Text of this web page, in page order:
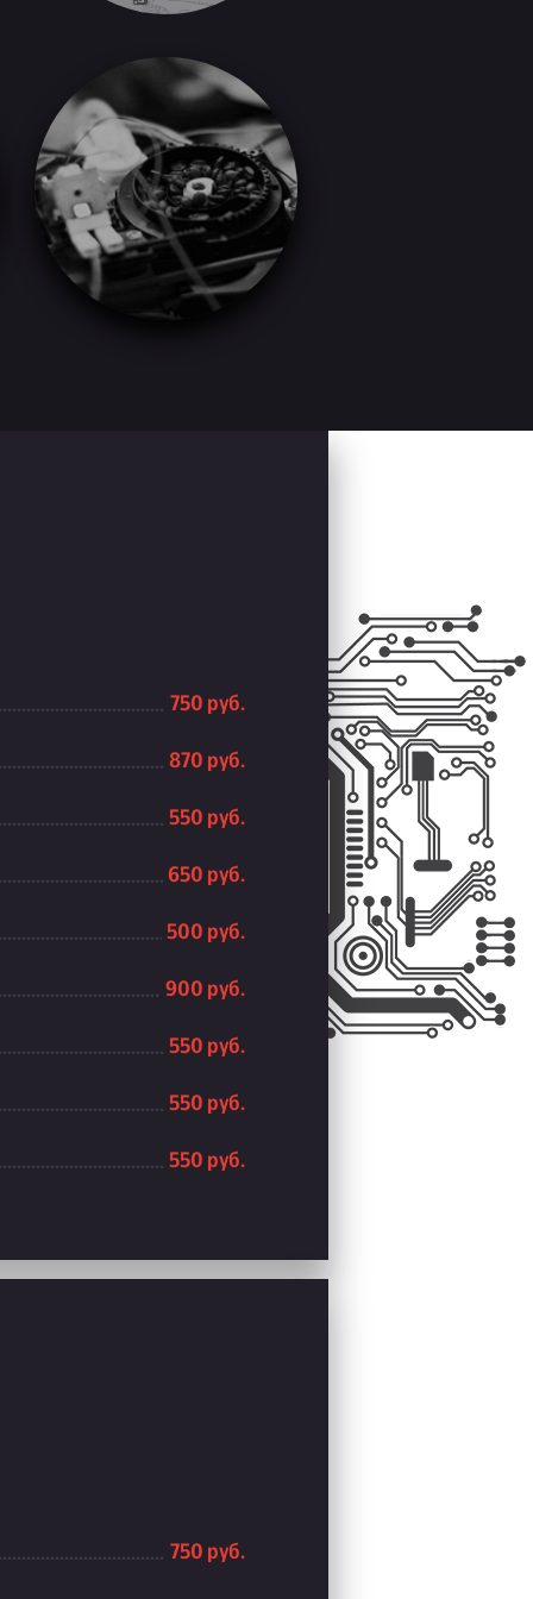
750 руб.
870 руб.
550 руб.
650 руб.
500 руб.
900 руб.
550 руб.
550 руб.
550 руб.
750 руб.